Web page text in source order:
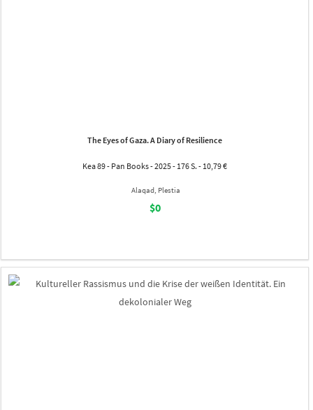
The Eyes of Gaza. A Diary of Resilience
Kea 89 - Pan Books - 2025 - 176 S. - 10,79 €
Alaqad, Plestia
$0